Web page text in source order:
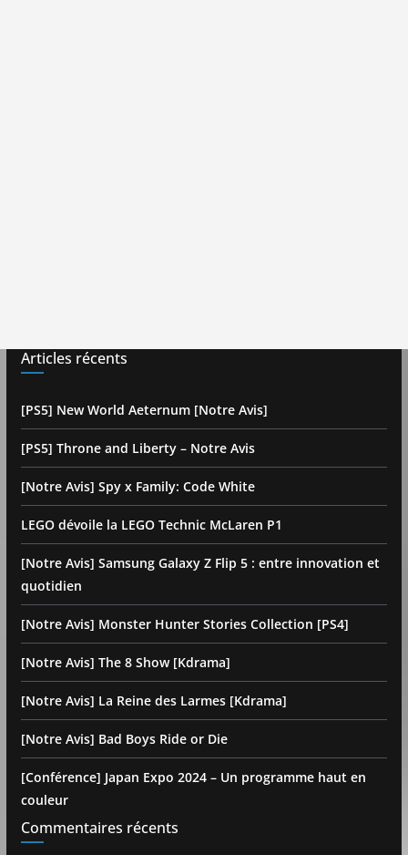
Articles récents
[PS5] New World Aeternum [Notre Avis]
[PS5] Throne and Liberty – Notre Avis
[Notre Avis] Spy x Family: Code White
LEGO dévoile la LEGO Technic McLaren P1
[Notre Avis] Samsung Galaxy Z Flip 5 : entre innovation et
quotidien
[Notre Avis] Monster Hunter Stories Collection [PS4]
[Notre Avis] The 8 Show [Kdrama]
[Notre Avis] La Reine des Larmes [Kdrama]
[Notre Avis] Bad Boys Ride or Die
[Conférence] Japan Expo 2024 – Un programme haut en
couleur
Commentaires récents